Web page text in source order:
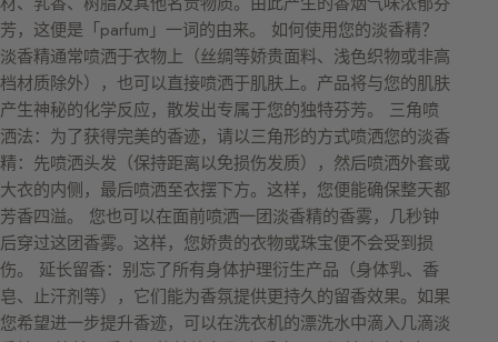
芳，这便是「parfum」一词的由来。 如何使用您的淡香精？
淡香精通常喷洒于衣物上（丝绸等娇贵面料、浅色织物或非高
档材质除外），也可以直接喷洒于肌肤上。产品将与您的肌肤
产生神秘的化学反应，散发出专属于您的独特芬芳。 三角喷
洒法：为了获得完美的香迹，请以三角形的方式喷洒您的淡香
精：先喷洒头发（保持距离以免损伤发质），然后喷洒外套或
大衣的内侧，最后喷洒至衣摆下方。这样，您便能确保整天都
芳香四溢。 您也可以在面前喷洒一团淡香精的香雾，几秒钟
后穿过这团香雾。这样，您娇贵的衣物或珠宝便不会受到损
伤。 延长留香：别忘了所有身体护理衍生产品（身体乳、香
皂、止汗剂等），它们能为香氛提供更持久的留香效果。如果
您希望进一步提升香迹，可以在洗衣机的漂洗水中滴入几滴淡